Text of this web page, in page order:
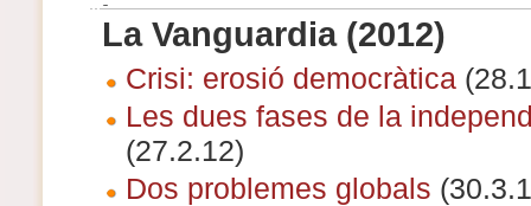
La Vanguardia (2012)
Crisi: erosió democràtica
Les dues fases de la
(27.2.12)
Dos problemes globals